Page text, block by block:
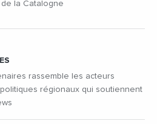
la Catalogne
rassemble les acteurs
régionaux qui soutiennent